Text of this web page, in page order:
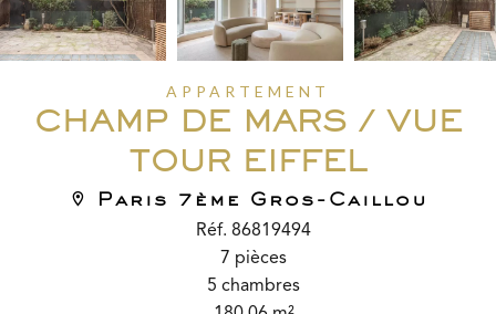
APPARTEMENT
CHAMP DE MARS / VUE
TOUR EIFFEL
Paris 7ème Gros-Caillou
Réf. 86819494
7 pièces
5 chambres